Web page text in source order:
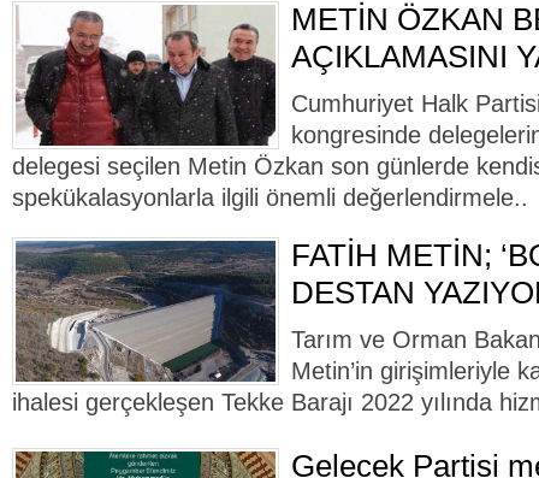
METİN ÖZKAN
AÇIKLAMASINI
Cumhuriyet Halk
kongresinde
delegesi seçilen Metin Özkan son günlerde
spekükalasyonlarla ilgili önemli değerlendirmele..
FATİH METİN;
DESTAN
Tarım ve Orman
Metin’in girişimleriyle
ihalesi gerçekleşen Tekke Barajı 2022 yılında
Gelecek Partisi